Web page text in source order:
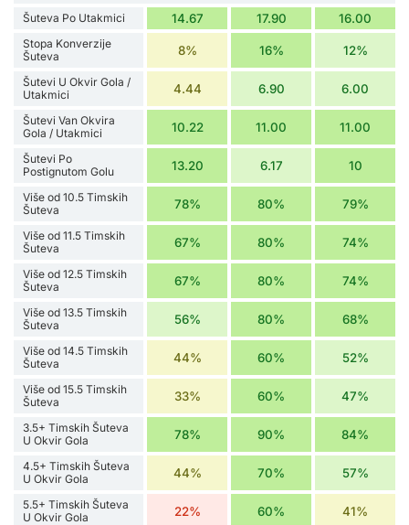
Šuteva Po Utakmici
14.67 17.90 16.00
Stopa Konverzije
Šuteva
8% 16% 12%
Šutevi U Okvir Gola /
Utakmici
4.44 6.90 6.00
Šutevi Van Okvira
Gola / Utakmici
10.22 11.00 11.00
Šutevi Po
Postignutom Golu
13.20 6.17 10
Više od 10.5 Timskih
Šuteva
78% 80% 79%
Više od 11.5 Timskih
Šuteva
67% 80% 74%
Više od 12.5 Timskih
Šuteva
67% 80% 74%
Više od 13.5 Timskih
Šuteva
56% 80% 68%
Više od 14.5 Timskih
Šuteva
44% 60% 52%
Više od 15.5 Timskih
Šuteva
33% 60% 47%
3.5+ Timskih Šuteva
U Okvir Gola
78% 90% 84%
4.5+ Timskih Šuteva
U Okvir Gola
44% 70% 57%
5.5+ Timskih Šuteva
U Okvir Gola
22% 60% 41%